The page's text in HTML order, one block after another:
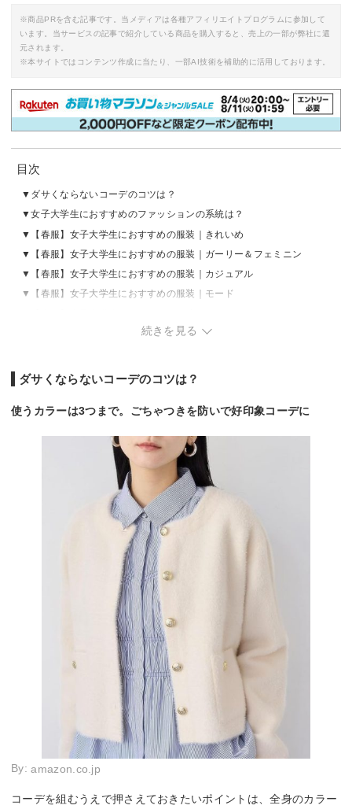
※商品PRを含む記事です。当メディアは各種アフィリエイトプログラムに参加して
います。当サービスの記事で紹介している商品を購入すると、売上の一部が弊社に還
元されます。
※本サイトではコンテンツ作成に当たり、一部AI技術を補助的に活用しております。
目次
ダサくならないコーデのコツは？
女子大学生におすすめのファッションの系統は？
【春服】女子大学生におすすめの服装｜きれいめ
【春服】女子大学生におすすめの服装｜ガーリー＆フェミニン
【春服】女子大学生におすすめの服装｜カジュアル
【春服】女子大学生におすすめの服装｜モード
【夏服】女子大学生におすすめの服装｜きれいめ
【夏服】女子大学生におすすめの服装｜カジュアル
【夏服】女子大学生におすすめの服装｜ストリート
【秋服】女子大学生におすすめの服装｜ガーリー＆フェミニン
【秋服】女子大学生におすすめの服装｜カジュアル
【秋服】女子大学生におすすめの服装｜モード
【秋服】女子大学生におすすめの服装｜ストリート
【冬服】女子大学生におすすめの服装｜きれいめ
【冬服】女子大学生におすすめの服装｜ガーリー＆フェミニン
【冬服】女子大学生におすすめの服装｜カジュアル
【冬服】女子大学生におすすめの服装｜モード
【冬服】女子大学生におすすめの服装｜ストリート
女子大生におすすめファッションアイテム｜バッグ編
女子大生におすすめファッションアイテム｜アクセサリー編
続きを見る
ダサくならないコーデのコツは？
使うカラーは3つまで。ごちゃつきを防いで好印象コーデに
By:amazon.co.jp
コーデを組むうえで押さえておきたいポイントは、全身のカラー